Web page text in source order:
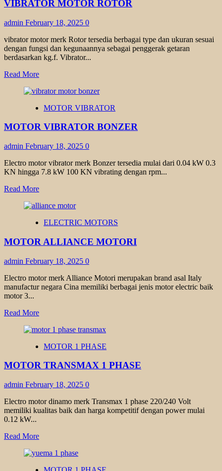
VIBRATOR MOTOR ROTOR
admin February 18, 2025 0
vibrator motor merk Rotor tersedia berbagai type dan ukuran sesuai
dengan fungsi dan kegunaannya sebagai penggerak getaran
berdasarkan kg.f. Vibrator...
Read MoreRead
about
MOTOR
MOTOR VIBRATOR
MOTOR VIBRATOR BONZER
admin February 18, 2025 0
Electro motor vibrator merk Bonzer tersedia mulai dari 0.04 kW 0.3
KN hingga 7.8 kW 100 KN vibrating dengan rpm...
Read MoreRead
about
VIBRATOR
ELECTRIC MOTORS
MOTOR ALLIANCE MOTORI
admin February 18, 2025 0
Electro motor merk Alliance Motori merupakan brand asal Italy
manufactur negara Cina memiliki berbagai jenis motor electric baik
motor 3...
Read MoreRead
about
ALLIANCE
MOTOR 1 PHASE
MOTOR TRANSMAX 1 PHASE
admin February 18, 2025 0
Electro motor dinamo merk Transmax 1 phase 220/240 Volt
memiliki kualitas baik dan harga kompetitif dengan power mulai
0.12 kW...
Read MoreRead
about